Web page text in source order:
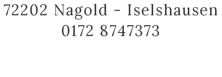
72202 Nagold - Iselshausen
0172 8747373